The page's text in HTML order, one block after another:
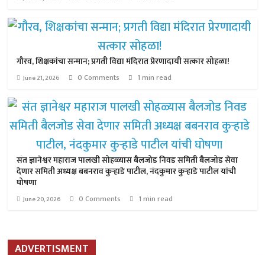
गौरव, शिक्षकांचा सन्मान; प्रगती विद्या मंदिरात प्रेरणादायी सत्कार सोहळा!
June 21, 2026 0 Comments 1 min read
संत ज्ञानेश्वर महाराज पालखी सोहळ्यास बैलजोड निवड समिती बैलजोड सेवा
देणार समिती अध्यक्ष बबनराव कुऱ्हाडे पाटील, नंदकुमार कुऱ्हाडे पाटील यांची
घोषणा
June 20, 2026 0 Comments 1 min read
ADVERTISMENT